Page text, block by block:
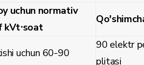
uchun normativ
kVt⋅soat
uchun 60-90
90 elektr
plitasi